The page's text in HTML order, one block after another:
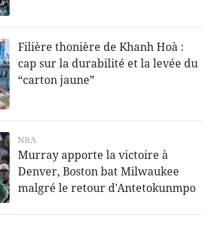
Filière thonière de Khanh Hoà :
cap sur la durabilité et la levée du
“carton jaune”
NBA
Murray apporte la victoire à
Denver, Boston bat Milwaukee
malgré le retour d'Antetokunmpo